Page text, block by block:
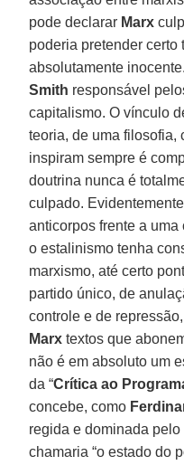
pode declarar Marx
poderia pretender certo
absolutamente
Smith responsável
capitalismo. O vínculo
teoria, de uma filosofia,
inspiram sempre é
doutrina nunca é
culpado.
anticorpos frente a
o estalinismo tenha
marxismo, até certo
partido único, de
controle e de
Marx textos que
não é em absoluto um
da “Crítica ao
concebe, como
regida e dominada
chamaria “o estado do